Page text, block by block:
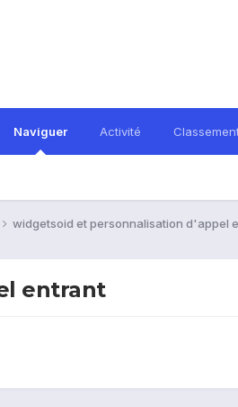
Naviguer Activité
widgetsoid et personnalisation d'appel
entrant